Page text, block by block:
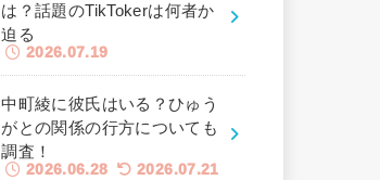
は？話題のTikTokerは何者か
迫る
2026.07.19
中町綾に彼氏はいる？ひゅう
がとの関係の行方についても
調査！
2026.06.28 2026.07.21